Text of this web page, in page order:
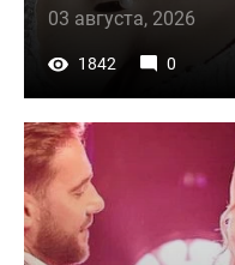
03 августа, 2026
1842 0